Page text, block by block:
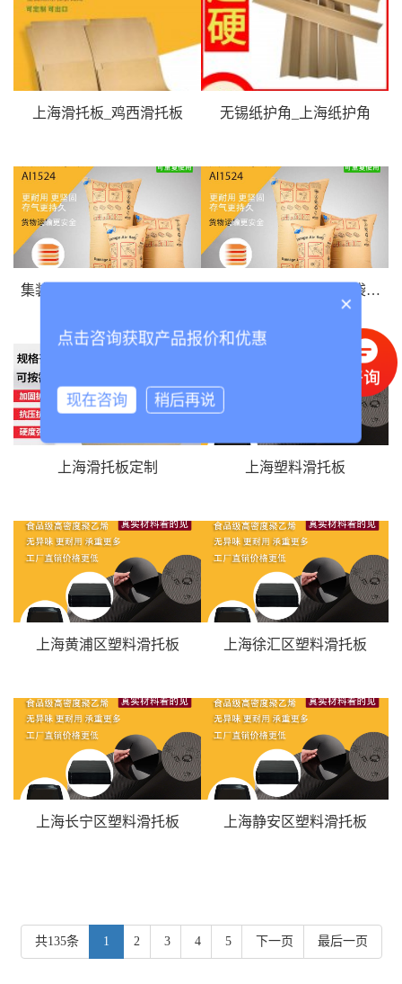
上海滑托板_鸡西滑托板 无锡纸护角_上海纸护角
上海牛皮纸集装箱充气袋供应商
上海滑托板定制 上海塑料滑托板
上海黄浦区塑料滑托板 上海徐汇区塑料滑托板
上海长宁区塑料滑托板 上海静安区塑料滑托板
共135条 1 2 3 4 5 下一页 最后一页
×
点击咨询获取产品报价和优惠
现在咨询 稍后再说